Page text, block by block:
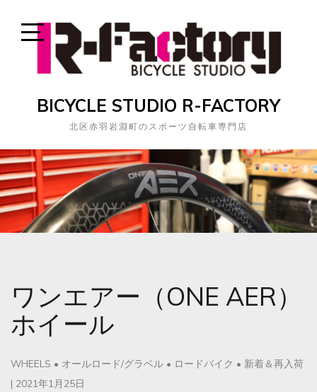
Open
Sidebar
BICYCLE STUDIO R-FACTORY
北区赤羽岩淵町のスポーツ自転車専門店
ワンエアー（ONE AER）
ホイール
WHEELS • オールロード/グラベル • ロードバイク • 新着＆再入荷
| 2021年1月25日